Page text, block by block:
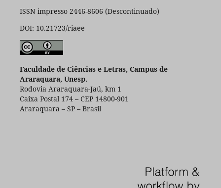
ISSN impresso 2446-8606 (Descontinuado)
DOI: 10.21723/riaee
Faculdade de Ciências e Letras, Campus de
Araraquara, Unesp.
Rodovia Araraquara-Jaú, km 1
Caixa Postal 174 – CEP 14800-901
Araraquara – SP – Brasil